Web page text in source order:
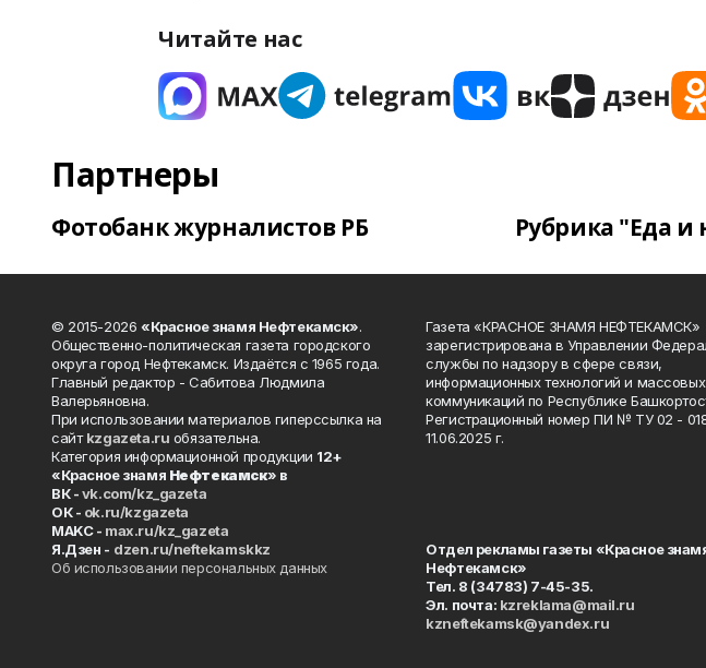
Читайте нас
Партнеры
Фотобанк журналистов РБ Рубрика "Еда и
© 2015-2026 «Красное знамя Нефтекамск».
Общественно-политическая газета городского
округа город Нефтекамск. Издаётся с 1965 года.
Главный редактор - Сабитова Людмила
Валерьяновна.
При использовании материалов гиперссылка на
сайтkzgazeta.ru обязательна.
Категория информационной продукции 12+
«Красное знамя Нефтекамск» в
ВК -vk.com/kz_gazeta
ОК - ok.ru/kzgazeta
MAKC - max.ru/kz_gazeta
Я.Дзен - dzen.ru/neftekamskkz
Об использовании персональных данных
Газета «КРАСНОЕ ЗНАМЯ НЕФТЕКАМСК»
зарегистрирована в Управлении
службы по надзору в сфере связи,
информационных технологий и массовых
коммуникаций по Республике
Регистрационный номер ПИ № ТУ 02 -
11.06.2025 г.
Отдел рекламы газеты «Красное
Нефтекамск»
Тел. 8 (34783) 7-45-35.
Эл. почта: kzreklama@mail.ru
kzneftekamsk@yandex.ru